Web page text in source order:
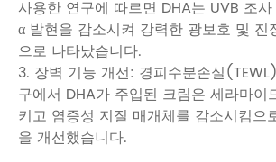
사용한 연구에 따르면 DHA는 UVB 조
α 발현을 감소시켜 강력한 광보호 및 진
으로 나타났습니다.
3. 장벽 기능 개선: 경피수분손실
구에서 DHA가 주입된 크림은 세라마이
키고 염증성 지질 매개체를 감소시킴으
을 개선했습니다.